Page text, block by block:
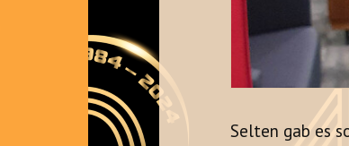
Selten gab es